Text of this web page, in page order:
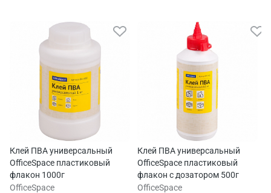
Клей ПВА универсальный
OfficeSpace пластиковый
флакон 1000г
OfficeSpace
Клей ПВА универсальный
OfficeSpace пластиковый
флакон с дозатором 500г
OfficeSpace